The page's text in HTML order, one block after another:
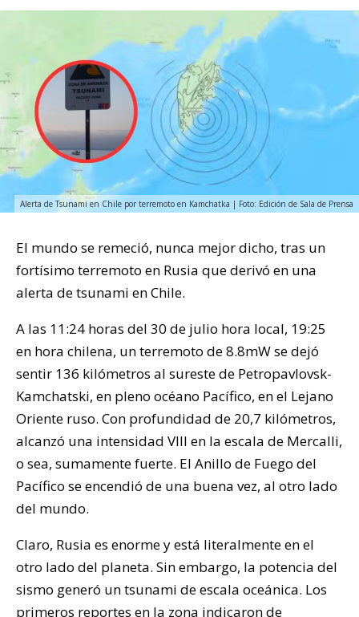
Alerta de Tsunami en Chile por terremoto en Kamchatka | Foto: Edición de Sala de Prensa
El mundo se remeció, nunca mejor dicho, tras un
fortísimo terremoto en Rusia que derivó en una
alerta de tsunami en Chile.
A las 11:24 horas del 30 de julio hora local, 19:25
en hora chilena, un terremoto de 8.8mW se dejó
sentir 136 kilómetros al sureste de Petropavlovsk-
Kamchatski, en pleno océano Pacífico, en el Lejano
Oriente ruso. Con profundidad de 20,7 kilómetros,
alcanzó una intensidad VIII en la escala de Mercalli,
o sea, sumamente fuerte. El Anillo de Fuego del
Pacífico se encendió de una buena vez, al otro lado
del mundo.
Claro, Rusia es enorme y está literalmente en el
otro lado del planeta. Sin embargo, la potencia del
sismo generó un tsunami de escala oceánica. Los
primeros reportes en la zona indicaron de